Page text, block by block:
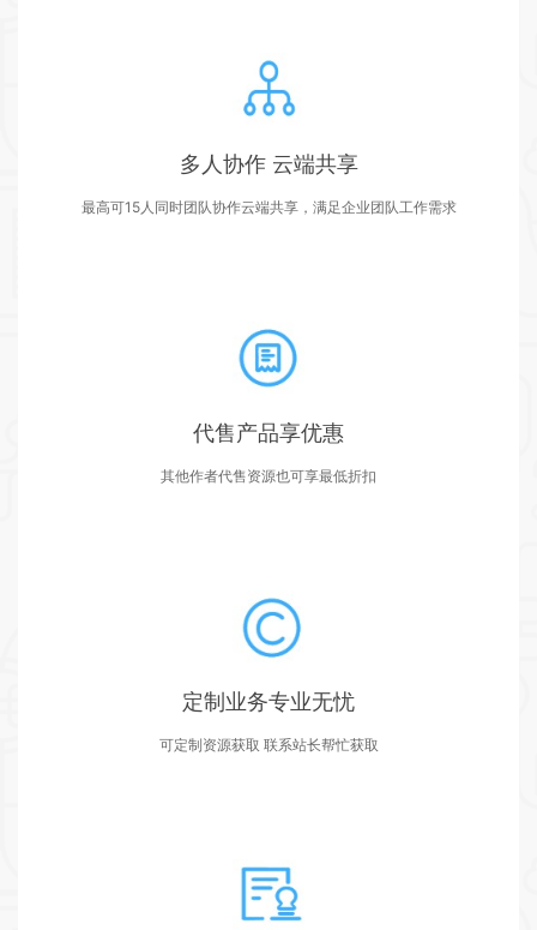
多人协作 云端共享
最高可15人同时团队协作云端共享，满足企业团队工作需求
代售产品享优惠
其他作者代售资源也可享最低折扣
定制业务专业无忧
可定制资源获取 联系站长帮忙获取